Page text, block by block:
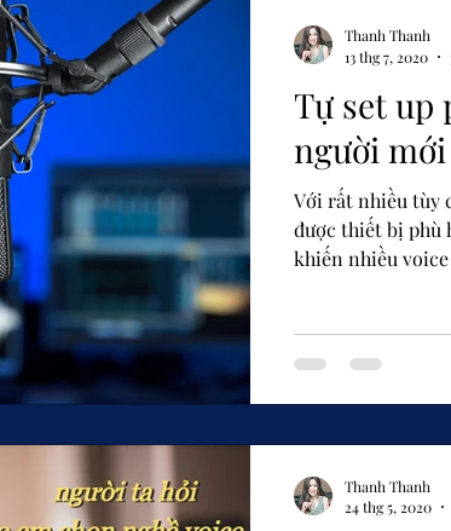
Tự set up
người
Với rất nhiều tùy
được thiết bị phù
khiến nhiều
Thanh Thanh
13 thg 7, 2020
Thanh Thanh
24 thg 5, 2020